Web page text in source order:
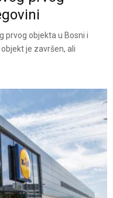
prvog objekta u Bosni i
je završen, ali